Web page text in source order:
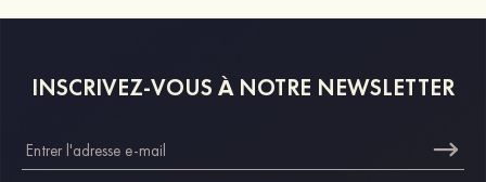
INSCRIVEZ-VOUS À NOTRE NEWSLETTER